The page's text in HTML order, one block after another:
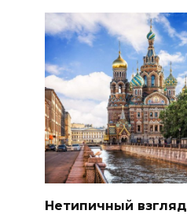
Нетипичный взгляд